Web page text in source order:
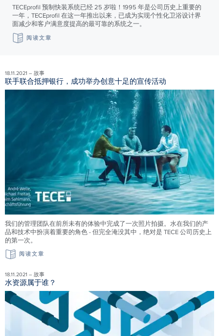
TECEprofil 预制快装系统已经 25 岁啦！1995 年是公司历史上重要的
一年，TECEprofil 在这一年推出以来，已成为实现个性化卫浴设计界
面减少和客户满意度提高的最可靠的系统之一。
阅读文章
18.11.2021 – 故事
联手联合抵押银行，成功举办创意十足的宣传活动
我们的管理团队在前所未有的体验中完成了一次照片拍摄。水在我们的产
品和技术中扮演着重要的角色 - 但完全淹没其中，绝对是 TECE 公司历史上
的第一次。
阅读文章
18.11.2021 – 故事
水资源属于谁？